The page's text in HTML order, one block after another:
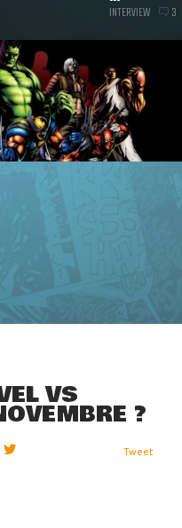
INTERVIEW 3
VS
?
Tweet